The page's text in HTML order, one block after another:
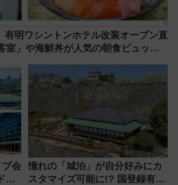
有明ワシントンホテル改装オープン直
室」や海鮮丼が人気の朝食ビュッフ
ブ会
ー
憧れの「城泊」が自分好みにカ
スタマイズ可能に!? 国登録有形